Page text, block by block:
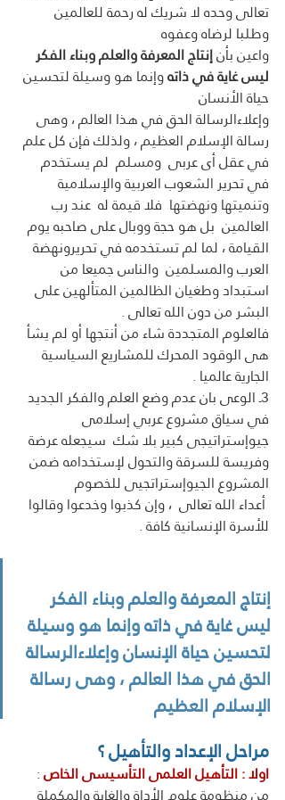
تعالى وحده لا شريك له رحمة للعالمين
وطلبا لرضاه وعفوه
واعين بأن إنتاج المعرفة والعلم وبناء الفكر
ليس غاية في ذاته وإنما هو وسيلة لتحسين
حياة الأنسان
وإعلاءالرسالة الحق في هذا العالم ، وهى
رسالة الإسلام العظيم ، ولذلك فإن كل علم
في عقل أى عربى  ومسلم  لم يستخدم
في تحرير الشعوب العربية والإسلامية
وتنميتها ونهضتها  فلا قيمة له  عند رب
العالمين  بل هو حجة ووبال على صاحبه يوم
القيامة ، لما لم تستخدمه في تحريرونهضة
العرب والمسلمين  والناس جميعا من
استبداد وطغيان الظالمين المتألهين على
البشر من دون الله تعالى .
فالعلوم المتجددة شاء من أنتجها أو لم يشأ
هى الوقود المحرك للمشاريع السياسية
الجارية عالميا .
3ـ الوعى بان عدم وضع العلم والفكر الجديد
في سياق مشروع عربي إسلامى
جيوإستراتيجى كبير بلا شك  سيجعله عرضة
وفريسة للسرقة والتحول لإستخدامه ضمن
المشروع الجيوإستراتجيى للخصوم
أعداء الله تعالى  ، وإن كذبوا وخدعوا وقالوا
للأسرة الإنسانية كافة .
إنتاج المعرفة والعلم وبناء الفكر
ليس غاية في ذاته وإنما هو وسيلة
لتحسين حياة الإنسان وإعلاءالرسالة
الحق في هذا العالم ، وهى رسالة
الإسلام العظيم
مراحل الإعداد والتأهيل ؟
اولا : التأهيل العلمى التأسيسى الخاص :